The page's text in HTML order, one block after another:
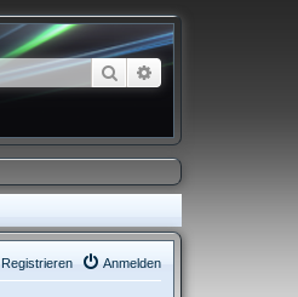
Suche Erweiterte Suche
Anmelden
Registrieren